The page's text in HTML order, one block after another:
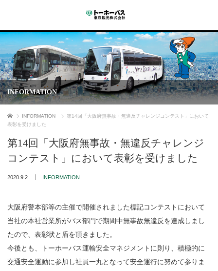
INFORMATION
ホーム INFORMATION
第14回「大阪府無事故・無違反チャレンジコンテスト」において
表彰を受けました
第14回「大阪府無事故・無違反チャレンジ
コンテスト」において表彰を受けました
2020.9.2 INFORMATION
大阪府警本部等の主催で開催されました標記コンテストにおいて
当社の本社営業所がバス部門で期間中無事故無違反を達成しまし
たので、表彰状と盾を頂きました。
今後とも、トーホーバス運輸安全マネジメントに則り、積極的に
交通安全運動に参加し社員一丸となって安全運行に努めて参りま